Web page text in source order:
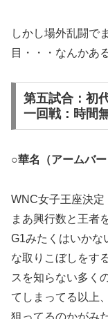
しかし場外乱闘で
目・・・なんかあ
第五試合：初
一回戦：時間
○華名（アームバ
WNC女子王座決定
まあ興行数と王者
G1みたくはいかな
な取りこぼしをす
スを知らない多く
てしまってる以上
狙ってるのかがみ